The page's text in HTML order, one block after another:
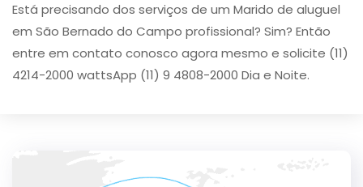
Está precisando dos serviços de um Marido de aluguel
em São Bernado do Campo profissional? Sim? Então
entre em contato conosco agora mesmo e solicite (11)
4214-2000 wattsApp (11) 9 4808-2000 Dia e Noite.